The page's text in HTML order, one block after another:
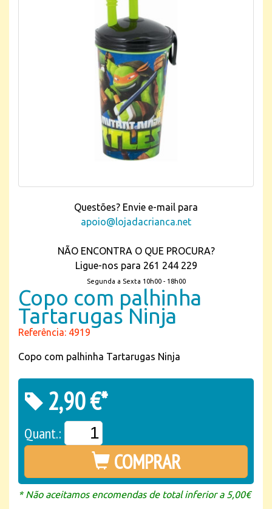
Questões? Envie e-mail para
apoio@lojadacrianca.net
NÃO ENCONTRA O QUE PROCURA?
Ligue-nos para 261 244 229
Segunda a Sexta 10h00 - 18h00
Copo com palhinha
Tartarugas Ninja
Referência: 4919
Copo com palhinha Tartarugas Ninja
2,90 €*
Quant.:
COMPRAR
* Não aceitamos encomendas de total inferior a 5,00€